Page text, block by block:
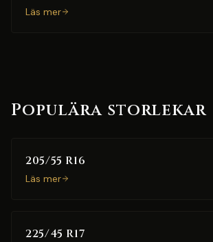
Läs mer
Populära storlekar
205/55 R16
Läs mer
225/45 R17